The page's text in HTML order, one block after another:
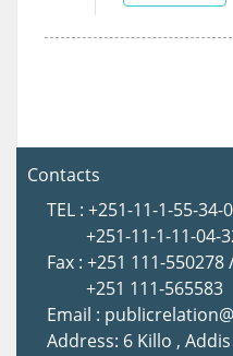
Contacts
TEL : +251-11-1-55-34-
+251-11-1-11-04-
Fax : +251 111-550278
+251 111-565583
Email :
Address: 6 Killo ,